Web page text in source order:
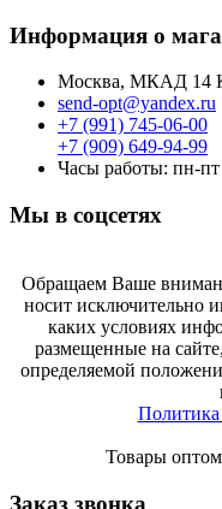
Информация о
Москва, МКАД 14
send-opt@yandex.ru
+7 (991) 745-06-00
+7 (909) 649-94-99
Часы работы: пн-пт
Мы в соцсетях
Обращаем Ваше
носит исключительно
каких условиях
размещенные на
определяемой
Политика
Товары
Заказ звонка